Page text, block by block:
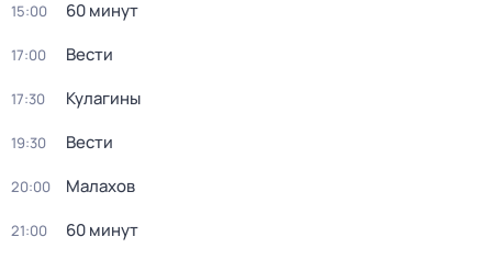
15:00 60 минут
17:00 Вести
17:30 Кулагины
19:30 Вести
20:00 Малахов
21:00 60 минут